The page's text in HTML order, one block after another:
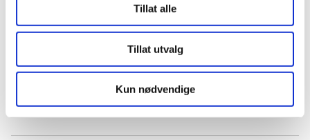
Tillat alle
Tillat utvalg
Kun nødvendige
Deilig naturlig krem som gir masse næring til huden
Var denne anmeldelsen nyttig?
0 0